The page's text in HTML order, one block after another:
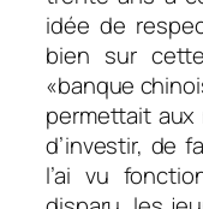
idée de
bien sur
«banque
permettait aux
d’investir, de
l’ai vu